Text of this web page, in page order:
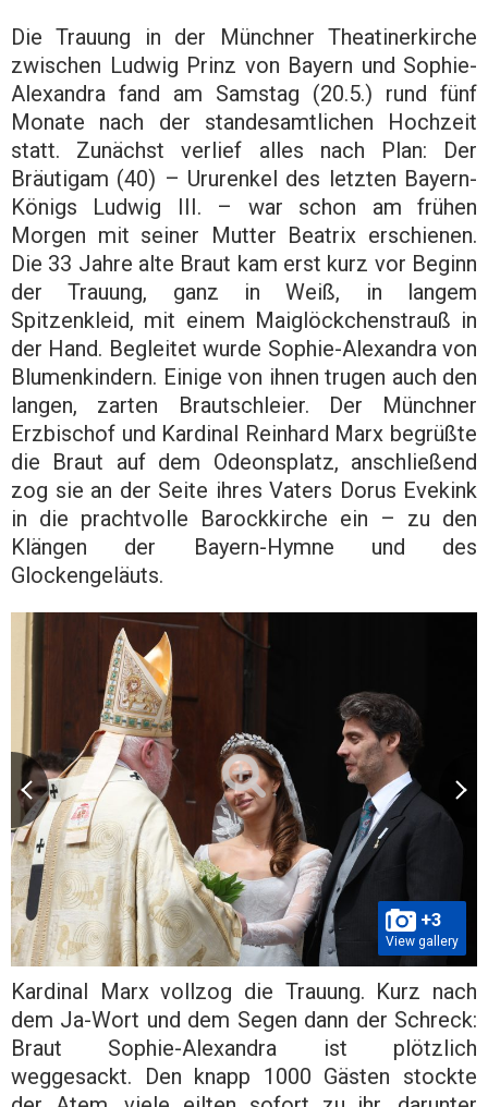
Die Trauung in der Münchner Theatinerkirche
zwischen Ludwig Prinz von Bayern und Sophie-
Alexandra fand am Samstag (20.5.) rund fünf
Monate nach der standesamtlichen Hochzeit
statt. Zunächst verlief alles nach Plan: Der
Bräutigam (40) – Ururenkel des letzten Bayern-
Königs Ludwig III. – war schon am frühen
Morgen mit seiner Mutter Beatrix erschienen.
Die 33 Jahre alte Braut kam erst kurz vor Beginn
der Trauung, ganz in Weiß, in langem
Spitzenkleid, mit einem Maiglöckchenstrauß in
der Hand. Begleitet wurde Sophie-Alexandra von
Blumenkindern. Einige von ihnen trugen auch den
langen, zarten Brautschleier. Der Münchner
Erzbischof und Kardinal Reinhard Marx begrüßte
die Braut auf dem Odeonsplatz, anschließend
zog sie an der Seite ihres Vaters Dorus Evekink
in die prachtvolle Barockkirche ein – zu den
Klängen der Bayern-Hymne und des
Glockengeläuts.
+3
View gallery
Kardinal Marx vollzog die Trauung. Kurz nach
dem Ja-Wort und dem Segen dann der Schreck:
Braut Sophie-Alexandra ist plötzlich
weggesackt. Den knapp 1000 Gästen stockte